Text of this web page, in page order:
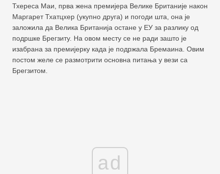
Тхереса Маи, прва жена премијера Велике Британије након
Маргарет Тхатцхер (укупно друга) и погоди шта, она је
заложила да Велика Британија остане у ЕУ за разлику од
подршке Брегзиту. На овом месту се не ради зашто је
изабрана за премијерку када је подржала Бремаина. Овим
постом желе се размотрити основна питања у вези са
Брегзитом.
ad